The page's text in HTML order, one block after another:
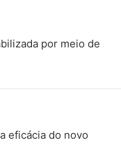
por meio de
eficácia do novo